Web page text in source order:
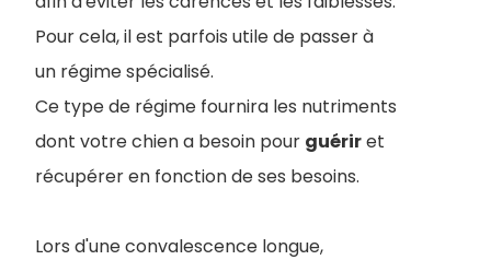
Pour cela, il est parfois utile de passer à
un régime spécialisé.
Ce type de régime fournira les nutriments
dont votre chien a besoin pour guériret
récupérer en fonction de ses besoins.
Lors d'une convalescence longue,